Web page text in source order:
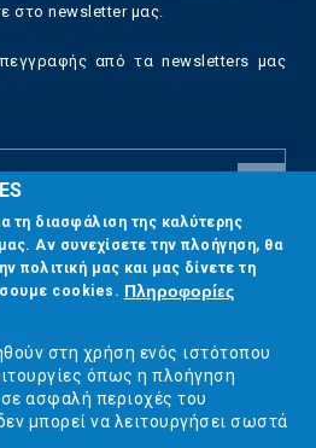
στο newsletter μας.
από τα newsletters μας
τη διασφάλιση της καλύτερης
Αν συνεχίσετε την πλοήγηση, θα
πολιτική μας και μας δίνετε τη
cookies. Πληροφορίες
στη χρήση ενός ιστότοπου
όπως η πλοήγηση
ασφαλή περιοχές του
μπορεί να λειτουργήσει σωστά